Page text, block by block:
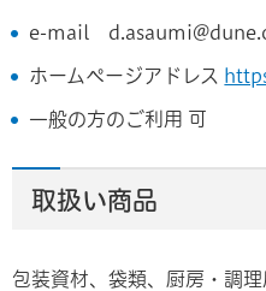
e-mail
ホームページアドレス
一般の方のご利用 可
取扱い商品
包装資材、袋類、厨房・調